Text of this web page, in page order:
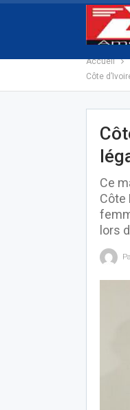
Accueil
Côte
Ce
Côte
lors